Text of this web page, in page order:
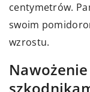
centymetrów.
swoim
wzrostu.